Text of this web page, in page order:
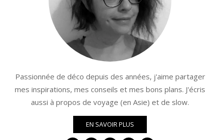
Passionnée de déco depuis des années, j'aime partager
mes inspirations, mes conseils et mes bons plans. J'écris
aussi à propos de voyage (en Asie) et de slow.
EN SAVOIR PLUS